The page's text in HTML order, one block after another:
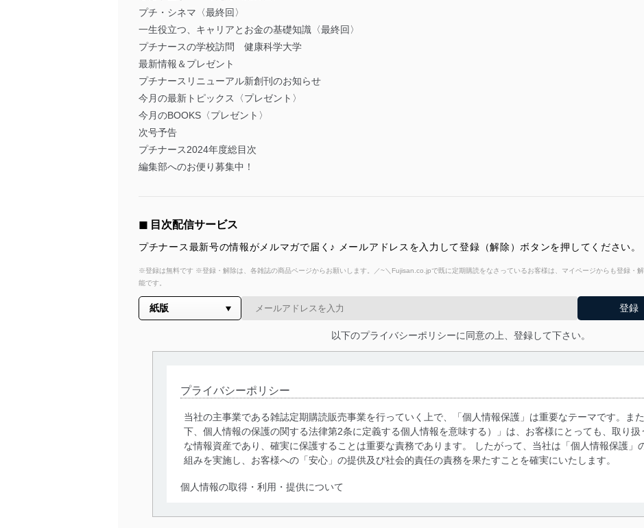
プチ・シネマ〈最終回〉
一生役立つ、キャリアとお金の基礎知識〈最終回〉
プチナースの学校訪問 健康科学大学
最新情報＆プレゼント
プチナースリニューアル新創刊のお知らせ
今月の最新トピックス〈プレゼント〉
今月のBOOKS〈プレゼント〉
次号予告
プチナース2024年度総目次
編集部へのお便り募集中！
◼︎ 目次配信サービス
プチナース最新号の情報がメルマガで届く♪ メールアドレスを入力して登録（解除）ボタンを押してください。
※登録は無料です ※登録・解除は、各雑誌の商品ページからお願いします。／~＼Fujisan.co.jpで既に定期購読をなさっているお客様は、マイページからも登録・
能です。
以下のプライバシーポリシーに同意の上、登録して下さい。
プライバシーポリシー
当社の主事業である雑誌定期購読販売事業を行っていく上で、「個人情報保護」は重要なテーマです。ま
下、個人情報の保護の関する法律第2条に定義する個人情報を意味する）」は、お客様にとっても、取り
な情報資産であり、確実に保護することは重要な責務であります。 したがって、当社は「個人情報保護」
組みを実施し、お客様への「安心」の提供及び社会的責任の責務を果たすことを確実にいたします。
個人情報の取得・利用・提供について
当社は、個人情報の取得・利用・提供に際して、その利用目的を明確にし、本人の同意を得たうえで利用